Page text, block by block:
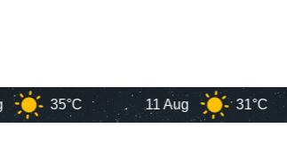
35°C 11 Aug 31°C